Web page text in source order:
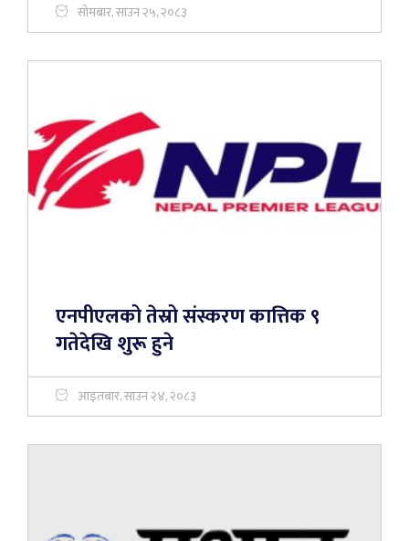
सोमबार, साउन २५, २०८३
एनपीएलको तेस्रो संस्करण कात्तिक ९
गतेदेखि शुरू हुने
आइतबार, साउन २४, २०८३